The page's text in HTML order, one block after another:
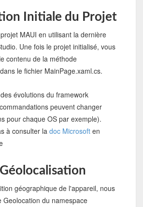
Initiale du Projet
MAUI en utilisant la dernière
Une fois le projet initialisé, vous
contenu de la méthode
le fichier MainPage.xaml.cs.
évolutions du framework
peuvent changer
pour chaque OS par exemple).
à consulter ladoc Microsoften
géographique de l'appareil, nous
Geolocation du namespace